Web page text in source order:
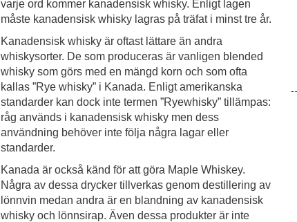
varje ord kommer kanadensisk whisky. Enligt lagen
måste kanadensisk whisky lagras på träfat i minst tre år.
Kanadensisk whisky är oftast lättare än andra
whiskysorter. De som produceras är vanligen blended
whisky som görs med en mängd korn och som ofta
kallas ”Rye whisky” i Kanada. Enligt amerikanska
standarder kan dock inte termen ”Ryewhisky” tillämpas:
råg används i kanadensisk whisky men dess
användning behöver inte följa några lagar eller
standarder.
Kanada är också känd för att göra Maple Whiskey.
Några av dessa drycker tillverkas genom destillering av
lönnvin medan andra är en blandning av kanadensisk
whisky och lönnsirap. Även dessa produkter är inte